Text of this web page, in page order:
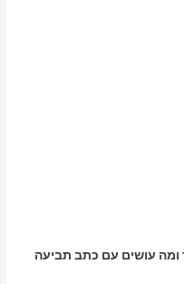
ומה עושים עם כתב תביעה